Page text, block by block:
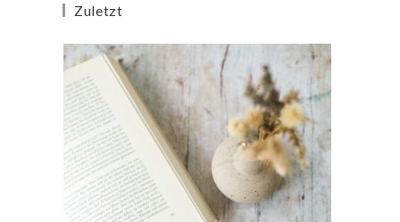
Zuletzt